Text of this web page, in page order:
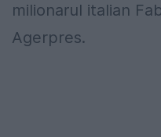
milionarul italian
Agerpres.